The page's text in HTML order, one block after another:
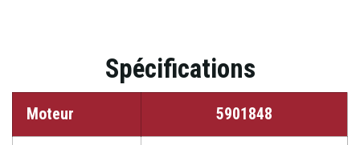
Spécifications
Moteur 5901848